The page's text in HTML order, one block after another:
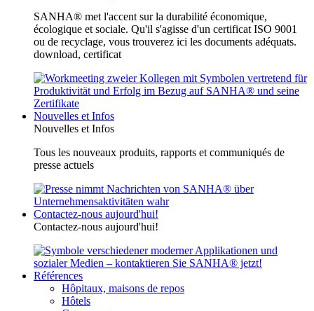
SANHA® met l'accent sur la durabilité économique,
écologique et sociale. Qu'il s'agisse d'un certificat ISO 9001
ou de recyclage, vous trouverez ici les documents adéquats.
download, certificat
Nouvelles et Infos
Nouvelles et Infos
Tous les nouveaux produits, rapports et communiqués de
presse actuels
Contactez-nous aujourd'hui!
Contactez-nous aujourd'hui!
Références
Hôpitaux, maisons de repos
Hôtels